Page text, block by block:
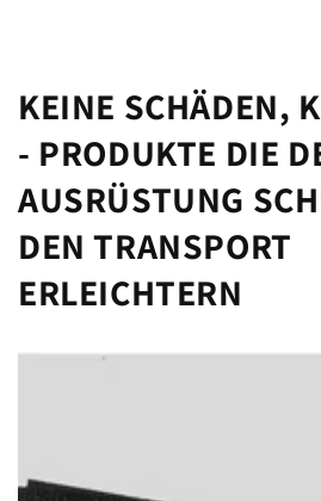
KEINE SCHÄDEN,
- PRODUKTE DIE
AUSRÜSTUNG
DEN TRANSPORT
ERLEICHTERN